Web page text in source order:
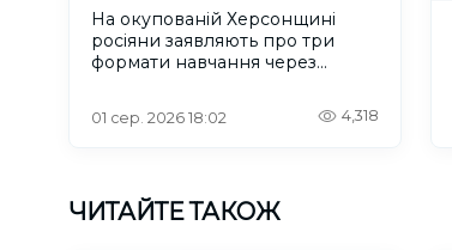
На окупованій Херсонщині
росіяни заявляють про три
формати навчання через
01 сер. 2026 18:02 4,318
ЧИТАЙТЕ ТАКОЖ